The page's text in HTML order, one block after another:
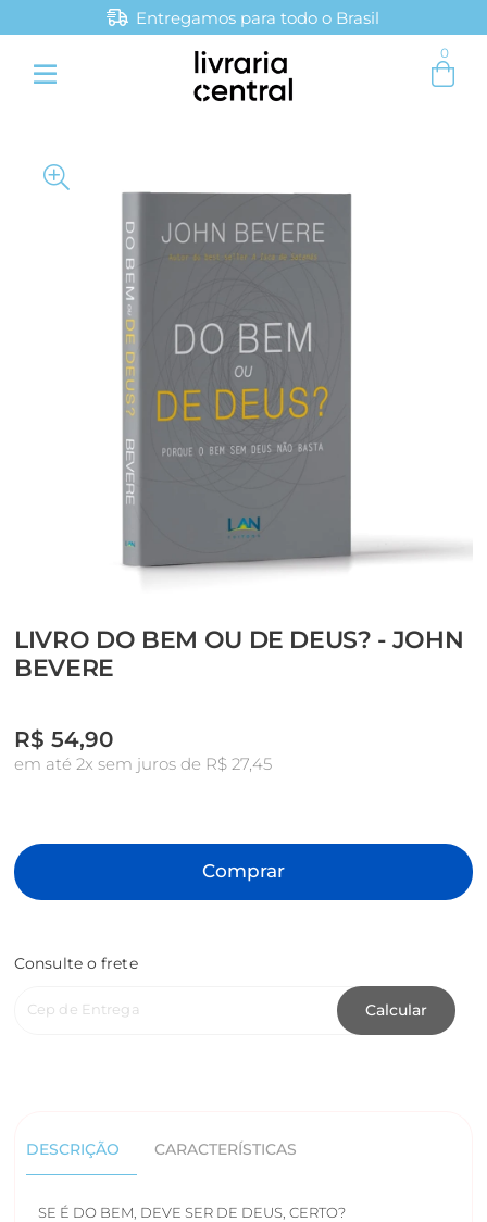
Entre com email ou cpf/cnpj
Entregamos para todo o Brasil
Parcele em até 4x sem juros
0
LIVRO DO BEM OU DE DEUS? - JOHN
BEVERE
R$ 54,90
em até 2x sem juros de R$ 27,45
Comprar
Consulte o frete
Cep de Entrega Calcular
DESCRIÇÃO CARACTERÍSTICAS
SE É DO BEM, DEVE SER DE DEUS, CERTO?